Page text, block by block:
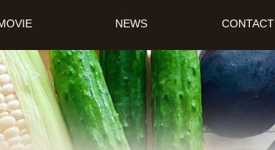
NEWS CONTACT